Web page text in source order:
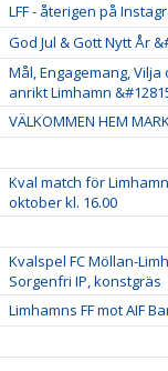
LFF - återigen på
God Jul & Gott Nytt År
Mål, Engagemang,
anrikt Limhamn
VÄLKOMMEN HEM
Kval match för
oktober kl. 16.00
Kvalspel FC Möllan-
Sorgenfri IP, konstgräs
Limhamns FF mot AIF